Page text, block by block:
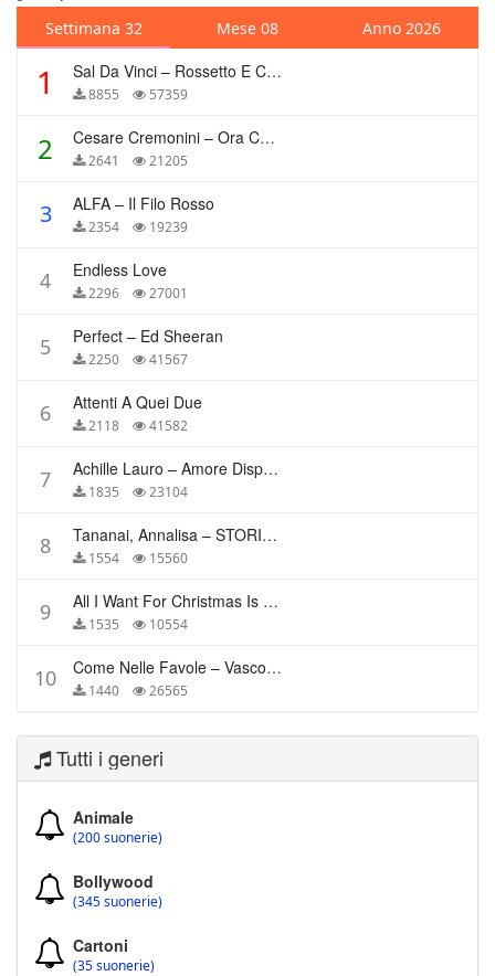
Settimana 32 Mese 08 Anno 2026
1 Sal Da Vinci – Rossetto E Caffè
8855 57359
2 Cesare Cremonini – Ora Che Non Ho Più Te
2641 21205
3 ALFA – Il Filo Rosso
2354 19239
4 Endless Love
2296 27001
5 Perfect – Ed Sheeran
2250 41567
6 Attenti A Quei Due
2118 41582
7 Achille Lauro – Amore Disperato
1835 23104
8 Tananai, Annalisa – STORIE BREVI
1554 15560
9 All I Want For Christmas Is You – Mariah Carey
1535 10554
10 Come Nelle Favole – Vasco Rossi
1440 26565
Tutti i generi
Animale
(200 suonerie)
Bollywood
(345 suonerie)
Cartoni
(35 suonerie)